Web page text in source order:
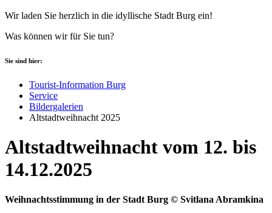
Wir laden Sie herzlich in die idyllische Stadt Burg ein!
Was können wir für Sie tun?
Sie sind hier:
Tourist-Information Burg
Service
Bildergalerien
Altstadtweihnacht 2025
Altstadtweihnacht vom 12. bis
14.12.2025
Weihnachtsstimmung in der Stadt Burg © Svitlana Abramkina